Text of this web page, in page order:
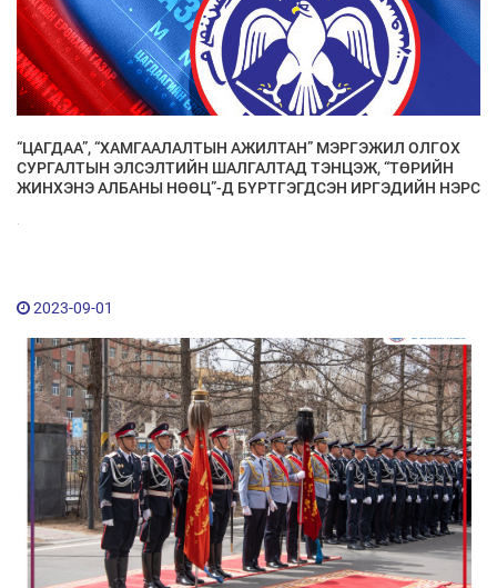
“ЦАГДАА”, “ХАМГААЛАЛТЫН АЖИЛТАН” МЭРГЭЖИЛ ОЛГОХ
СУРГАЛТЫН ЭЛСЭЛТИЙН ШАЛГАЛТАД ТЭНЦЭЖ, “ТӨРИЙН
ЖИНХЭНЭ АЛБАНЫ НӨӨЦ”-Д БҮРТГЭГДСЭН ИРГЭДИЙН НЭРС
.
2023-09-01